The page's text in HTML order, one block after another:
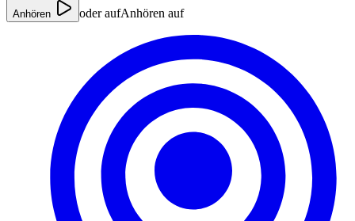
Anhören oder aufAnhören auf